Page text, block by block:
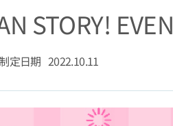
STORY!
定日期 2022.10.11